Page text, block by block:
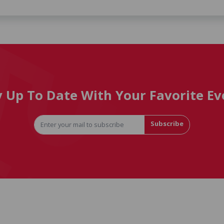
Up To Date With Your Favorite
Subscribe